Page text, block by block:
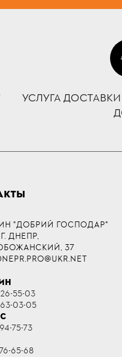
УСЛУГА
"ДОБРИЙ ГОСПОДАР"
ДНЕПР,
37
55-03
03-05
75-73
65-68